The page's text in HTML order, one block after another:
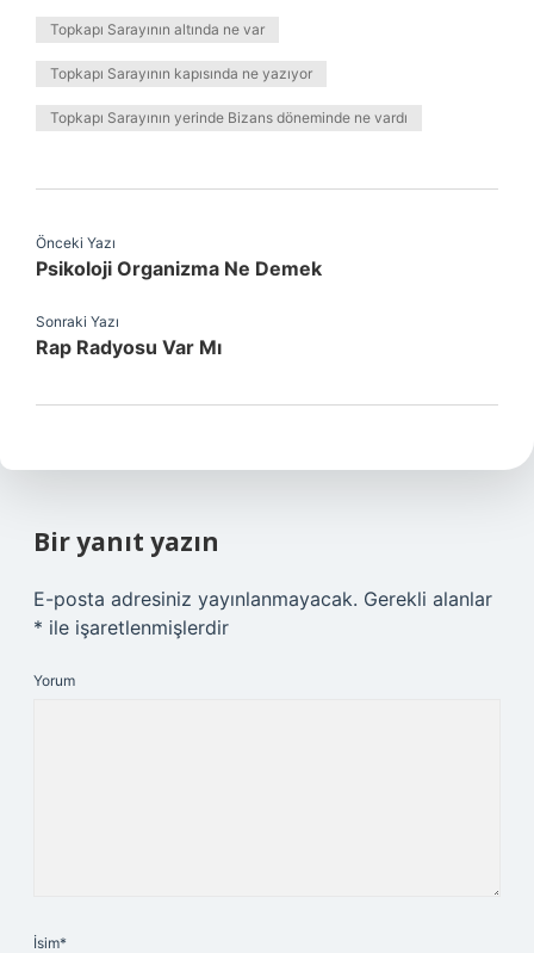
Topkapı Sarayının altında ne var
Topkapı Sarayının kapısında ne yazıyor
Topkapı Sarayının yerinde Bizans döneminde ne vardı
Önceki Yazı
Psikoloji Organizma Ne Demek
Sonraki Yazı
Rap Radyosu Var Mı
Bir yanıt yazın
E-posta adresiniz yayınlanmayacak. Gerekli alanlar
* ile işaretlenmişlerdir
Yorum
İsim*